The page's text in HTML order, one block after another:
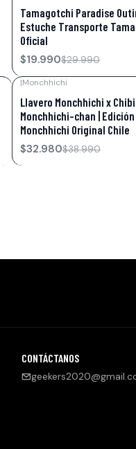
Tamagotchi Paradise
Estuche Transporte
Oficial
$19.990$29.990
|Monchhichi
Llavero Monchhichi x
Monchhichi-chan |
Monchhichi Original Chile
$32.980$38.990
CONTÁCTANOS